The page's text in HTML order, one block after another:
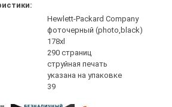
Hewlett-Packard Company
фоточерный (photo,black)
178xl
290 страниц
струйная печать
указана на упаковке
39